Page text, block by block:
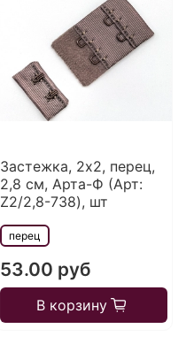
Застежка, 2x2, перец,
2,8 см, Арта-Ф (Арт:
Z2/2,8-738), шт
перец
53.00 руб
В корзину